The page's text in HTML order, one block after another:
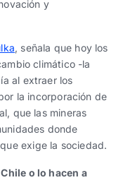
y
, señala que hoy los
climático -la
al extraer los
la incorporación de
que las mineras
donde
exige la sociedad.
o lo hacen a